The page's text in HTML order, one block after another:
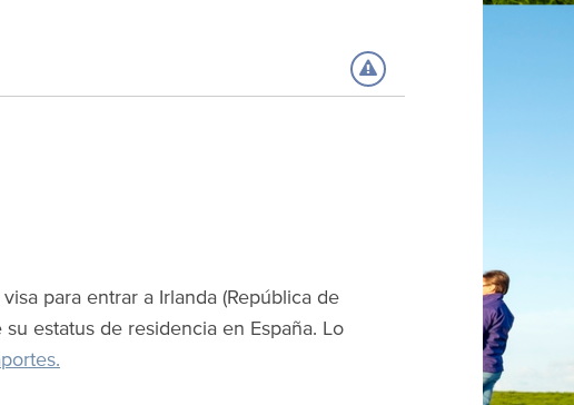
para entrar a Irlanda (República de
estatus de residencia en España. Lo